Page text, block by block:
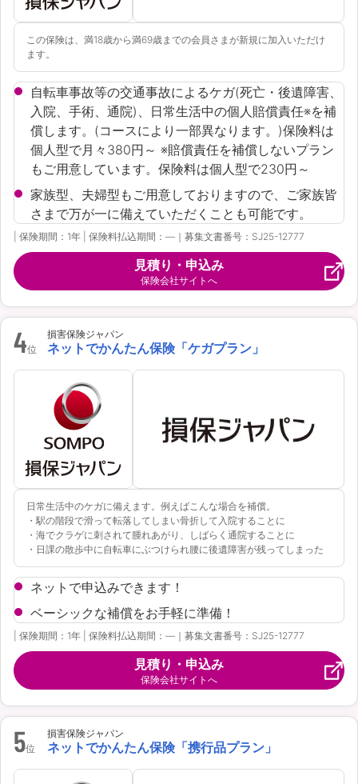
この保険は、満18歳から満69歳までの会員さまが新規に加入いただけ
ます。
自転車事故等の交通事故によるケガ(死亡・後遺障害、
入院、手術、通院)、日常生活中の個人賠償責任※を補
償します。(コースにより一部異なります。)保険料は
個人型で月々380円～ ※賠償責任を補償しないプラン
もご用意しています。保険料は個人型で230円～
家族型、夫婦型もご用意しておりますので、ご家族皆
さまで万が一に備えていただくことも可能です。
| 保険期間：1年 | 保険料払込期間：―｜募集文書番号：SJ25-12777
見積り・申込み
保険会社サイトへ
4位
損害保険ジャパン
ネットでかんたん保険「ケガプラン」
日常生活中のケガに備えます。例えばこんな場合を補償。
・駅の階段で滑って転落してしまい骨折して入院することに
・海でクラゲに刺されて腫れあがり、しばらく通院することに
・日課の散歩中に自転車にぶつけられ腰に後遺障害が残ってしまった
ネットで申込みできます！
ベーシックな補償をお手軽に準備！
| 保険期間：1年 | 保険料払込期間：―｜募集文書番号：SJ25-12777
見積り・申込み
保険会社サイトへ
5位
損害保険ジャパン
ネットでかんたん保険「携行品プラン」